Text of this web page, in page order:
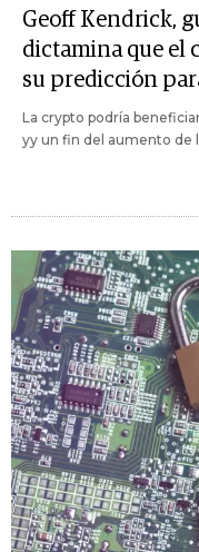
Geoff Kendrick,
dictamina que el
su predicción
La crypto podría
yy un fin del aumento de